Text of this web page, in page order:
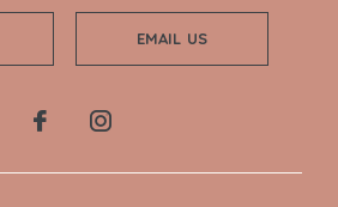
EMAIL US